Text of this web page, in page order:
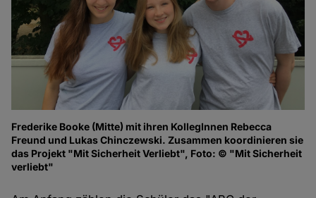
Frederike Booke (Mitte) mit ihren KollegInnen Rebecca
Freund und Lukas Chinczewski. Zusammen koordinieren sie
das Projekt "Mit Sicherheit Verliebt", Foto: © "Mit Sicherheit
verliebt"